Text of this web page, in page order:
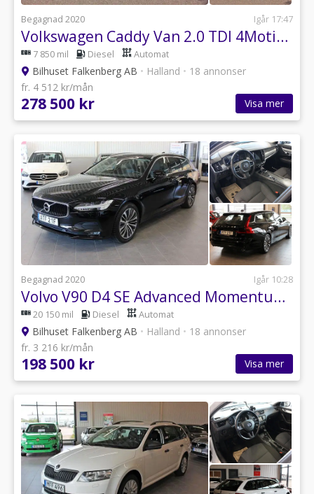
Begagnad 2020 Igår 17:47
Volkswagen Caddy Van 2.0 TDI 4Motion D-Värmare V-Hjul V-inredning
7 850 mil Diesel Automat
Bilhuset Falkenberg AB • Halland • 18 annonser
fr. 4 512 kr/mån
278 500 kr Visa mer
Begagnad 2020 Igår 10:28
Volvo V90 D4 SE Advanced Momentum Drag V-Hjul
20 150 mil Diesel Automat
Bilhuset Falkenberg AB • Halland • 18 annonser
fr. 3 216 kr/mån
198 500 kr Visa mer